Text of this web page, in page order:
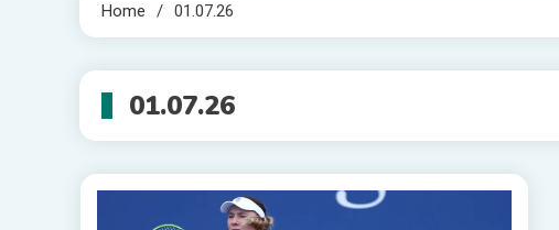
Home 01.07.26
01.07.26